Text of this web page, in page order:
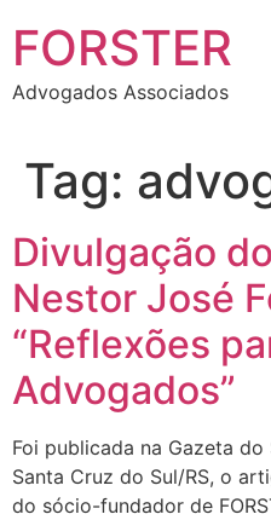
FORSTER
Advogados Associados
Tag:
Divulgação
Nestor José
“Reflexões
Advogados”
Foi publicada na Gazeta
Santa Cruz do Sul/RS, o
do sócio-fundador de